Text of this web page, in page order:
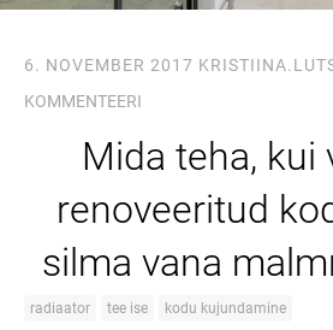
6. NOVEMBER 2017
KOMMENTEERI
Mida teha, kui
renoveeritud
silma vana
radiaator tee ise kodu kujundamine